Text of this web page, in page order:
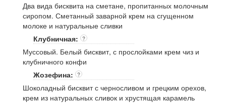
Два вида бисквита на сметане, пропитанных молочным
сиропом. Сметанный заварной крем на сгущенном
молоке и натуральные сливки
Клубничная:
?
Муссовый. Белый бисквит, с прослойками крем чиз и
клубничного конфи
Жозефина:
?
Шоколадный бисквит с черносливом и грецким орехов,
крем из натуральных сливок и хрустящая карамель